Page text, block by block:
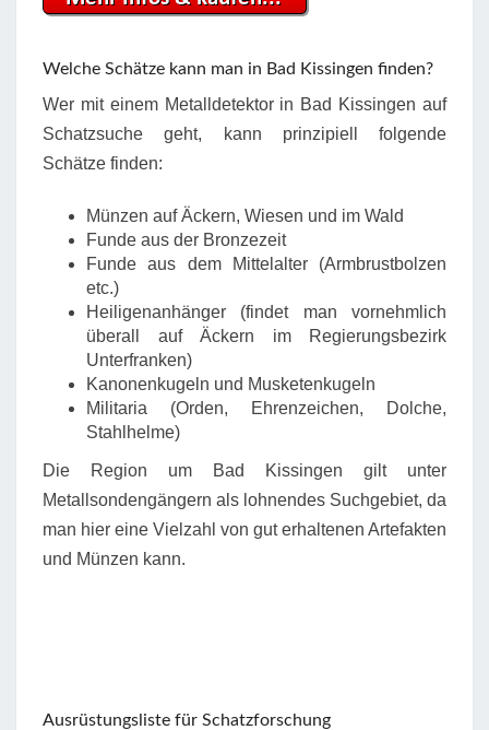
Welche Schätze kann man in Bad Kissingen finden?
Wer mit einem Metalldetektor in Bad Kissingen auf
Schatzsuche geht, kann prinzipiell folgende
Schätze finden:
Münzen auf Äckern, Wiesen und im Wald
Funde aus der Bronzezeit
Funde aus dem Mittelalter (Armbrustbolzen
etc.)
Heiligenanhänger (findet man vornehmlich
überall auf Äckern im Regierungsbezirk
Unterfranken)
Kanonenkugeln und Musketenkugeln
Militaria (Orden, Ehrenzeichen, Dolche,
Stahlhelme)
Die Region um Bad Kissingen gilt unter
Metallsondengängern als lohnendes Suchgebiet, da
man hier eine Vielzahl von gut erhaltenen Artefakten
und Münzen kann.
Ausrüstungsliste für Schatzforschung